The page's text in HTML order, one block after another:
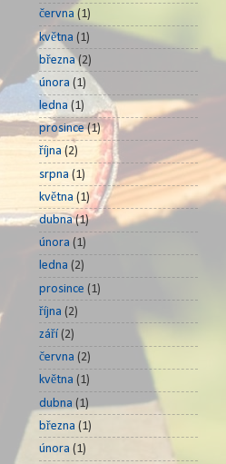
června (1)
května (1)
března(2)
února (1)
ledna (1)
prosince(1)
října (2)
srpna (1)
května (1)
dubna(1)
února (1)
ledna (2)
prosince (1)
října (2)
září (2)
června (2)
května (1)
dubna (1)
března (1)
února (1)